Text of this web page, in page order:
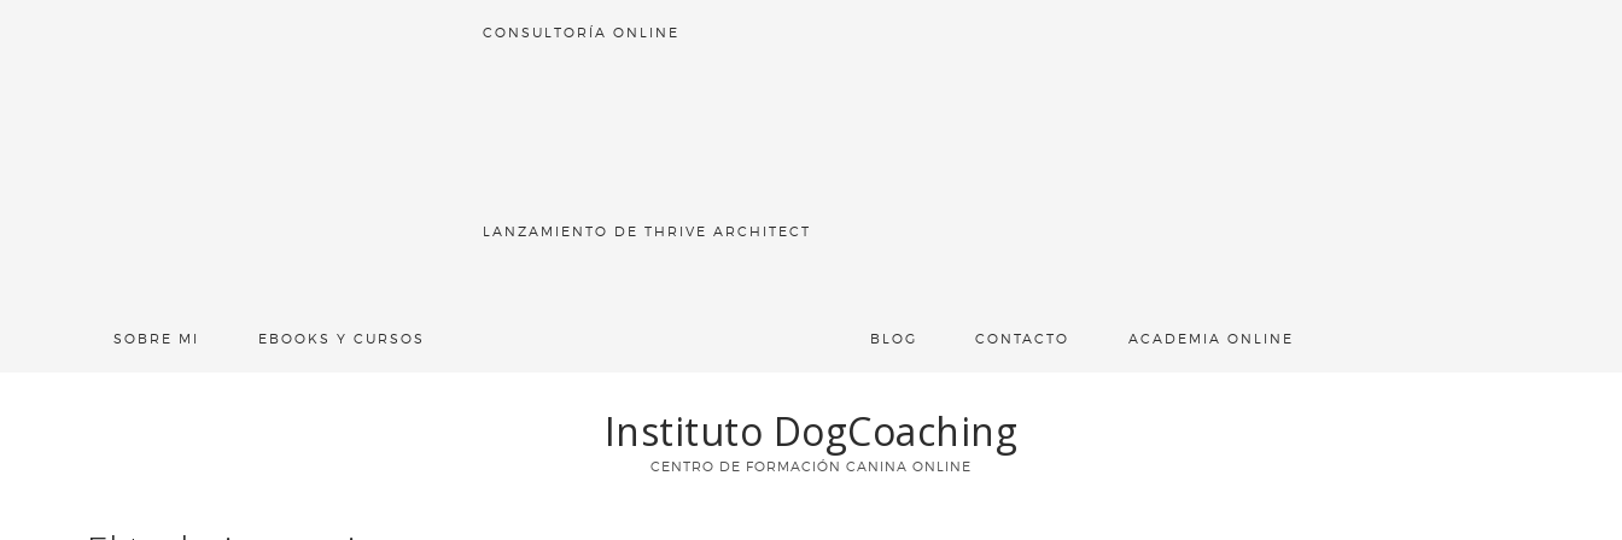
SOBRE MI EBOOKS Y CURSOS
CONSULTORÍA ONLINE
LANZAMIENTO DE THRIVE ARCHITECT
BLOG CONTACTO ACADEMIA ONLINE
Instituto DogCoaching
CENTRO DE FORMACIÓN CANINA ONLINE